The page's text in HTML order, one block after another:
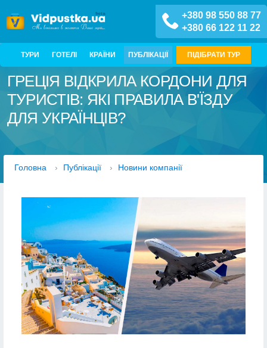
+380 98 550 88 77
+380 66 122 11 22
ТУРИ ГОТЕЛІ КРАЇНИ ПУБЛІКАЦІЇ ПІДІБРАТИ ТУР
ГРЕЦІЯ ВІДКРИЛА КОРДОНИ ДЛЯ
ТУРИСТІВ: ЯКІ ПРАВИЛА В'ЇЗДУ
ДЛЯ УКРАЇНЦІВ?
Головна › Публікації › Новини компанії